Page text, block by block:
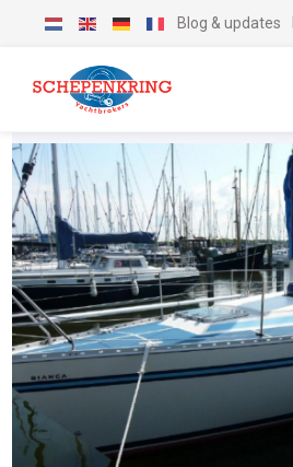
Blog & updates